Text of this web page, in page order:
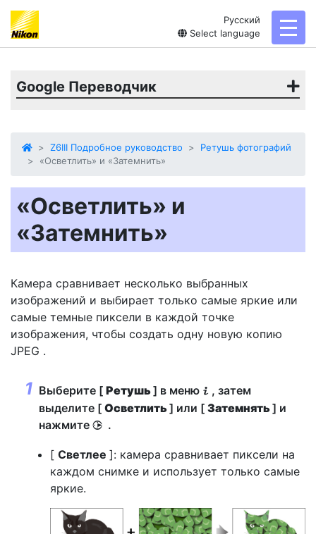
Русский
Select language
Google Переводчик
Z6III Подробное руководство
Ретушь фотографий
«Осветлить» и «Затемнить»
«Осветлить» и
«Затемнить»
Камера сравнивает несколько выбранных
изображений и выбирает только самые яркие или
самые темные пиксели в каждой точке
изображения, чтобы создать одну новую копию
JPEG .
Выберите [ Ретушь] в меню i , затем
выделите [ Осветлить] или [ Затемнять] и
нажмите 2 .
[ Светлее ]: камера сравнивает пиксели на
каждом снимке и использует только самые
яркие.